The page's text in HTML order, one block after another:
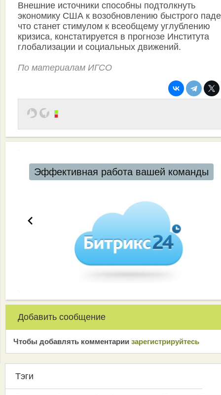
Внешние источники способны подтолкнуть
экономику США к возобновлению быстрого
что станет стимулом к всеобщему углублению
кризиса, констатируется в прогнозе Института
глобализации и социальных движений.
По материалам ИГСО
Эффективная работа вашей команды
Добавить сообщение
Чтобы добавлять комментарии зарeгиcтрирyйтeсь
Тэги